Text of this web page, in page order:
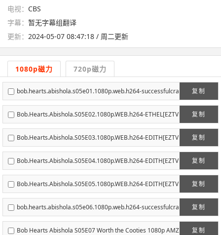
电视： CBS
字幕： 暂无字幕组翻译
更新： 2024-05-07 08:47:18 / 周二更新
1080p磁力 720p磁力
复制
bob.hearts.abishola.s05e01.1080p.web.h264-successfulcra
b[EZTVx.to].mkv[eztvx.to]
复制
Bob.Hearts.Abishola.S05E02.1080p.WEB.h264-ETHEL[EZTV
x.to].mkv[eztvx.to]
复制
Bob.Hearts.Abishola.S05E03.1080p.WEB.h264-EDITH[EZTV
x.to].mkv[eztvx.to]
复制
Bob.Hearts.Abishola.S05E04.1080p.WEB.h264-EDITH[EZTV
x.to].mkv[eztvx.to]
复制
Bob.Hearts.Abishola.S05E05.1080p.WEB.h264-EDITH[EZTV
x.to].mkv[eztvx.to]
复制
bob.hearts.abishola.s05e06.1080p.web.h264-successfulcra
b[EZTVx.to].mkv[eztvx.to]
复制
Bob Hearts Abishola S05E07 Worth the Cooties 1080p AMZ